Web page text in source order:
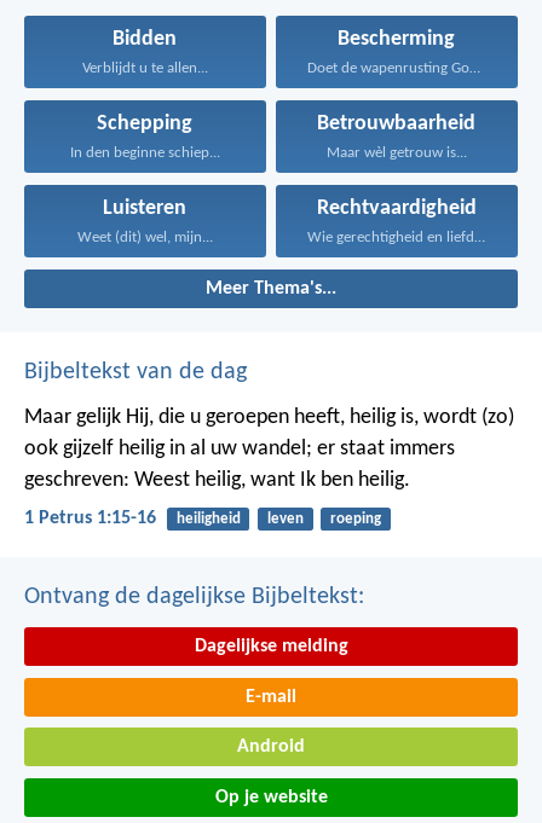
Bidden
Verblijdt u te allen...
Bescherming
Doet de wapenrusting Gods...
Schepping
In den beginne schiep...
Betrouwbaarheid
Maar wèl getrouw is...
Luisteren
Weet (dit) wel, mijn...
Rechtvaardigheid
Wie gerechtigheid en liefde...
Meer Thema's...
Bijbeltekst van de dag
Maar gelijk Hij, die u geroepen heeft, heilig is, wordt (zo)
ook gijzelf heilig in al uw wandel; er staat immers
geschreven: Weest heilig, want Ik ben heilig.
1 Petrus 1:15-16 heiligheid leven roeping
Ontvang de dagelijkse Bijbeltekst:
Dagelijkse melding
E-mail
Android
Op je website